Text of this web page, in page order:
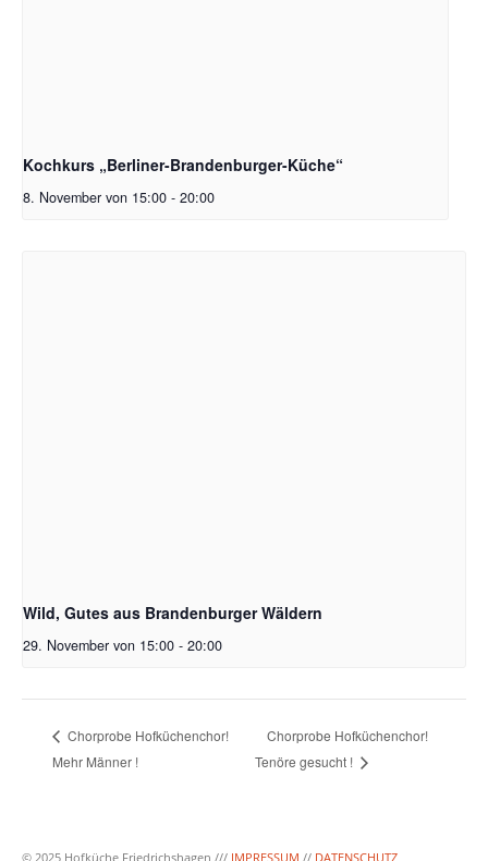
Kochkurs „Berliner-Brandenburger-Küche“
8. November von 15:00 - 20:00
Wild, Gutes aus Brandenburger Wäldern
29. November von 15:00 - 20:00
Chorprobe Hofküchenchor!
Mehr Männer !
Chorprobe Hofküchenchor!
Tenöre gesucht !
© 2025 Hofküche Friedrichshagen /// IMPRESSUM // DATENSCHUTZ